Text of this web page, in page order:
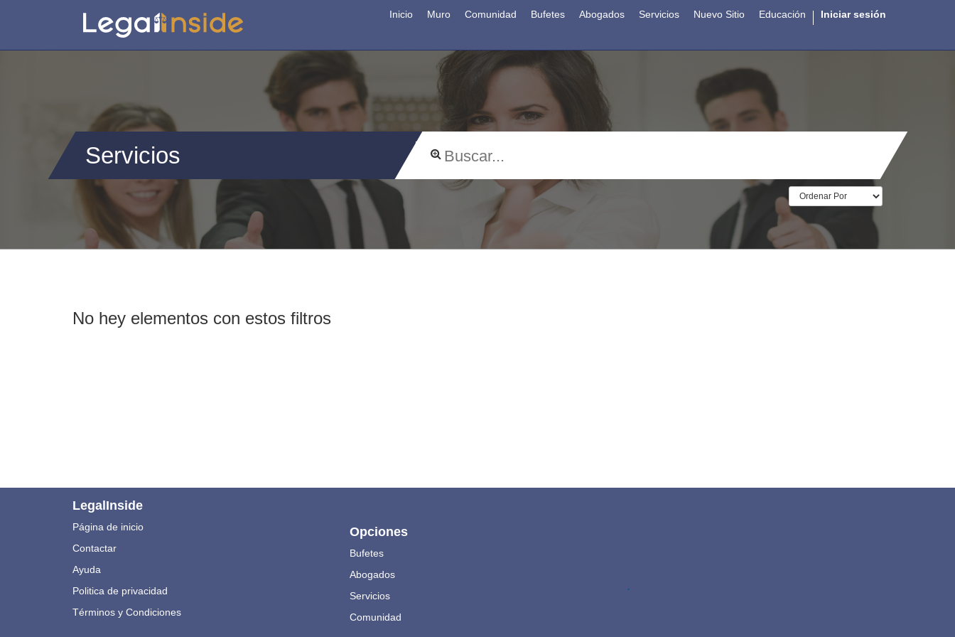
Inicio Muro Comunidad Bufetes Abogados Servicios Nuevo Sitio Educación Iniciar sesión
Servicios
No hey elementos con estos filtros
LegalInside
Página de inicio
Contactar
Ayuda
Politica de privacidad
Términos y Condiciones
Opciones
Bufetes
Abogados
Servicios
Comunidad
.